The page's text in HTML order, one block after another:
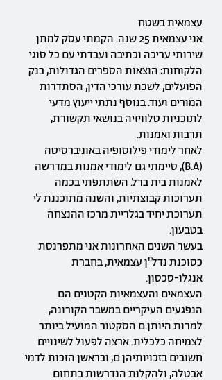
עצמאית בשטח
אני עצמאית 25 שנה. הקמתי עסק למתן
שירותי עריכה וכתיבה ועבדתי עם כל סוגי
הלקוחות: הוצאות הספרים הגדולות, בנק
הפועלים, לשכת עורכי הדין, הסתדרות
המורים ועוד. בנוסף נתתי ייעוץ מדעי
לתוכניות טלוויזיה בנושאי תקשורת,
תרבות ואמנות.
לאחר לימודי פילוסופיה באוניברסיטה
(B.A), סיימתי גם לימודי אמנות במדרשה
לאמנות בית ברל. השתתפתי בכמה
תערוכות קבוצתיות, והשנה מתוכננת לי
תערוכת יחיד בגלריית מרכז ההנצחה
בטבעון.
בעשר השנים האחרונות אני מתפרנסת
כסוכנת נדל"ן עצמאית, בחברת
אנגלו-סכסון.
העצמאים והעצמאיות הקטנים הם
הנפגעים העיקריים במשבר הקורונה,
למרות היותן.ם הסקטור המועיל ביותר
לצמיחה כלכלית. ארצה לפעול לשינויים
חשובים בזכויותיהן.ם, ובראשן הזכות לדמי
אבטלה, ולהקלות הנדרשות בתחום